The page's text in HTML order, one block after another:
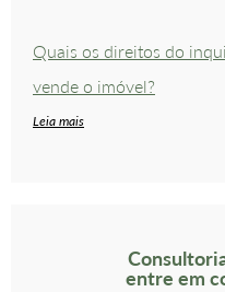
Quais os direitos do
vende o imóvel?
Leia mais
entre em